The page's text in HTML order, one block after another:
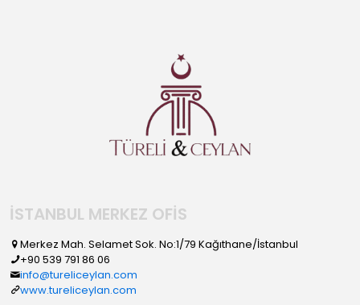
İSTANBUL MERKEZ OFİS
Merkez Mah. Selamet Sok. No:1/79 Kağıthane/İstanbul
+90 539 791 86 06
info@tureliceylan.com
www.tureliceylan.com